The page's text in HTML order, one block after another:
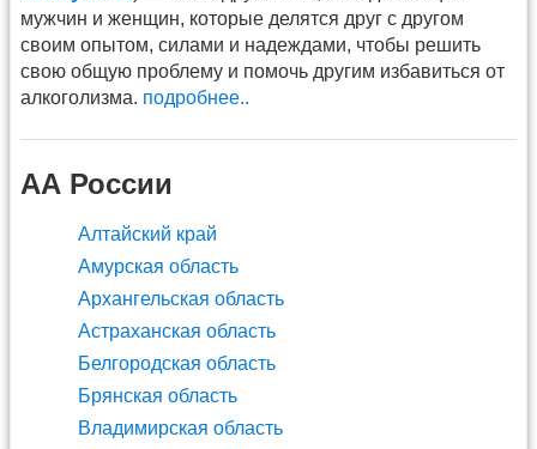
мужчин и женщин, которые делятся друг с другом
своим опытом, силами и надеждами, чтобы решить
свою общую проблему и помочь другим избавиться от
алкоголизма. подробнее..
АА России
Алтайский край
Амурская область
Архангельская область
Астраханская область
Белгородская область
Брянская область
Владимирская область